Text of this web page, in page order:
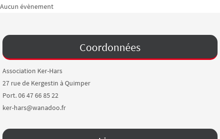
Aucun évènement
Coordonnées
Association Ker-Hars
27 rue de Kergestin à Quimper
Port. 06 47 66 85 22
ker-hars@wanadoo.fr